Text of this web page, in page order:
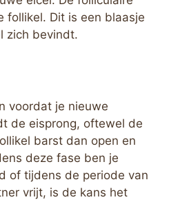
follikel. Dit is een blaasje
zich bevindt.
voordat je nieuwe
de eisprong, oftewel de
barst dan open en
deze fase ben je
of tijdens de periode van
vrijt, is de kans het